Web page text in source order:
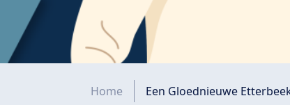
Kruimelpad
Home Een Gloednieuwe